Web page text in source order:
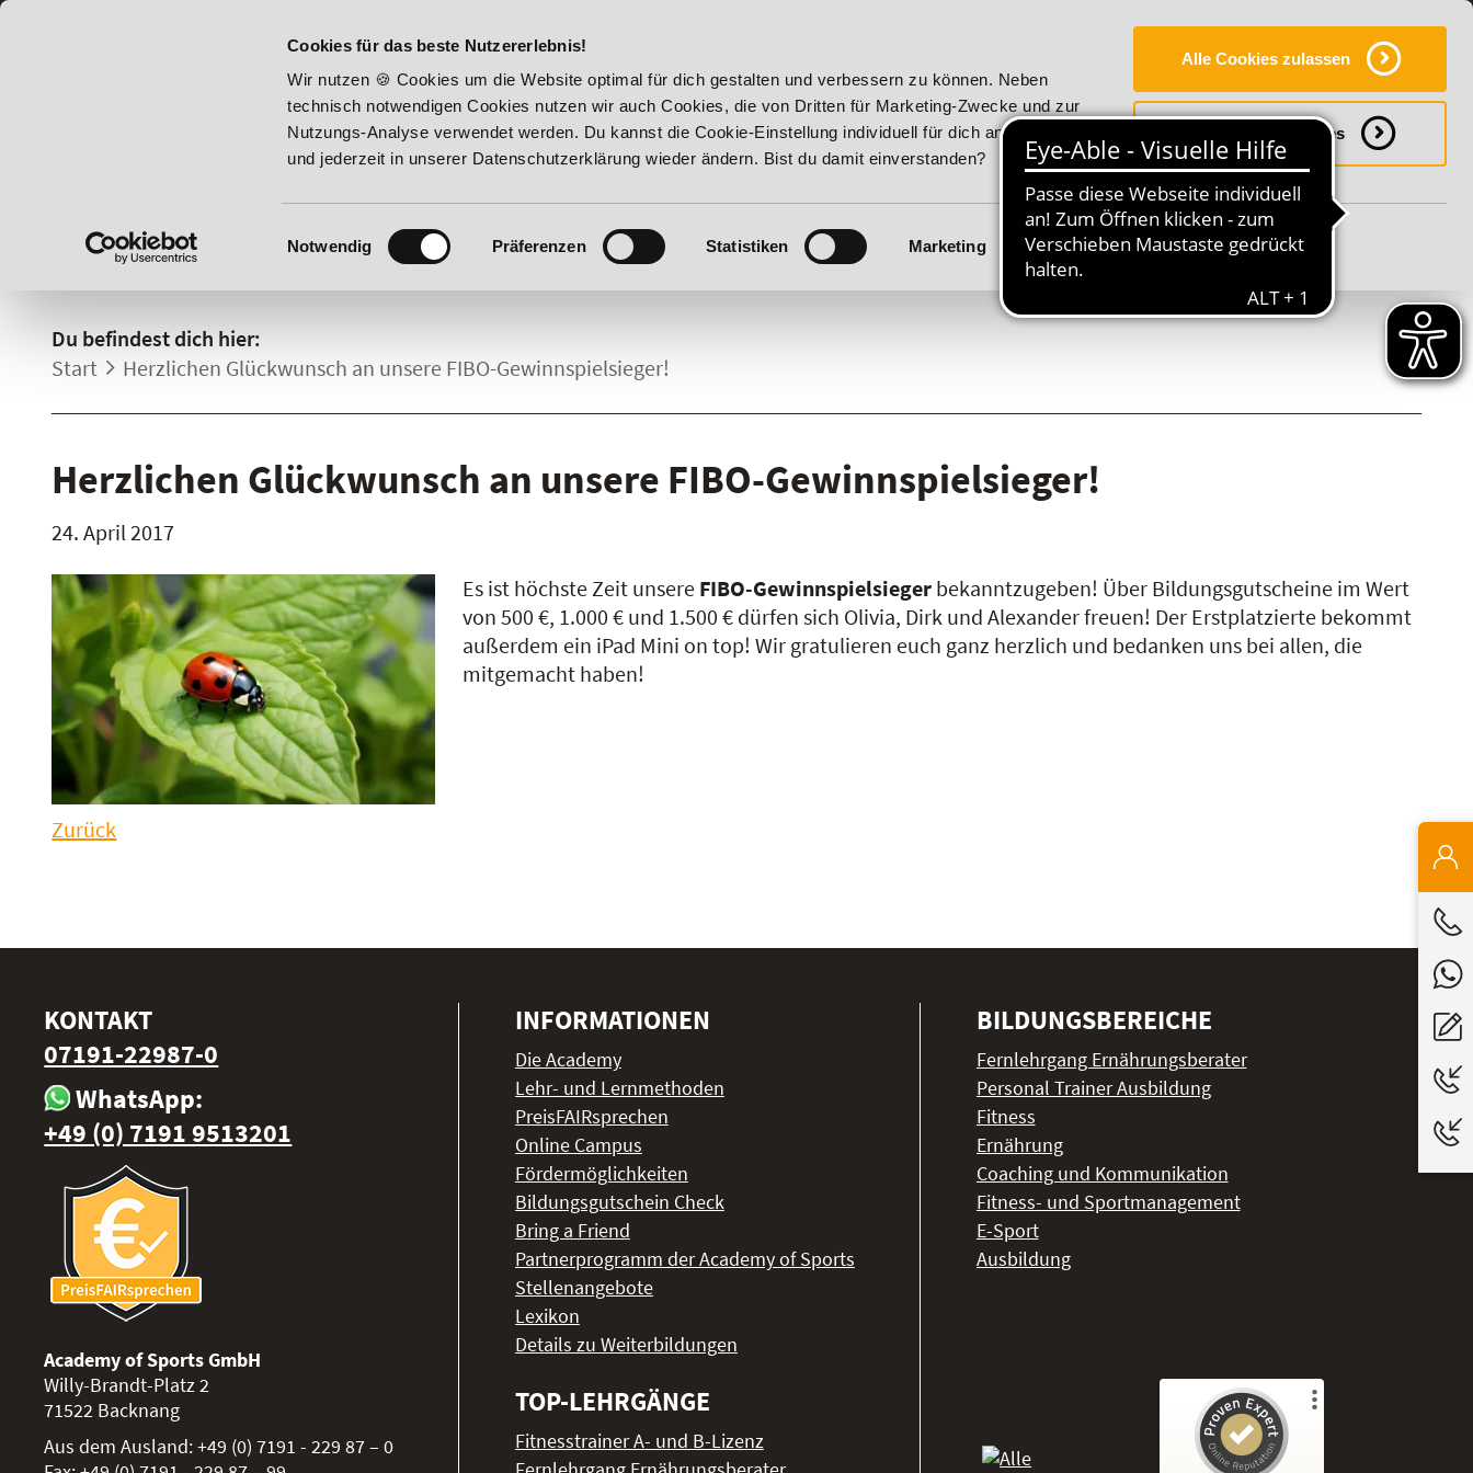
Cookies für das beste Nutzererlebnis!
Wir nutzen 🍪 Cookies um die Website optimal für dich gestalten und verbessern zu können. Neben
technisch notwendigen Cookies nutzen wir auch Cookies, die von Dritten für Marketing-Zwecke und zur
Nutzungs-Analyse verwendet werden. Du kannst die Cookie-Einstellung individuell für dich anpassen
und jederzeit in unserer Datenschutzerklärung wieder ändern. Bist du damit einverstanden?
Einwilligungsauswahl
Notwendig Präferenzen Statistiken Marketing Details anzeigen
Alle Cookies zulassen
Notwendige Cookies
KONTAKT FAQ ONLINE-CAMPUS
20% Rabatt bis 17. August 2026 - Summer Vitality! 20% Rabatt bis 17. August 2026 - Summer Vitality! 20% Rabatt bis 17. August 2026 - Summer
DETAILS.
Du befindest dich hier:
Start
Herzlichen Glückwunsch an unsere FIBO-Gewinnspielsieger!
Herzlichen Glückwunsch an unsere FIBO-Gewinnspielsieger!
24. April 2017
Es ist höchste Zeit unsere FIBO-Gewinnspielsieger bekanntzugeben! Über Bildungsgutscheine im Wert
von 500 €, 1.000 € und 1.500 € dürfen sich Olivia, Dirk und Alexander freuen! Der Erstplatzierte bekommt
außerdem ein iPad Mini on top! Wir gratulieren euch ganz herzlich und bedanken uns bei allen, die
mitgemacht haben!
Zurück
KONTAKT
07191-22987-0
WhatsApp:
+49 (0) 7191 9513201
Academy of Sports GmbH
Willy-Brandt-Platz 2
71522 Backnang
Aus dem Ausland:+49 (0) 7191 - 229 87 – 0
INFORMATIONEN
Die Academy
Lehr- und Lernmethoden
PreisFAIRsprechen
Online Campus
Fördermöglichkeiten
Bildungsgutschein Check
Bring a Friend
Partnerprogramm der Academy of Sports
Stellenangebote
Lexikon
Details zu Weiterbildungen
TOP-LEHRGÄNGE
Fitnesstrainer A- und B-Lizenz
BILDUNGSBEREICHE
Fernlehrgang Ernährungsberater
Personal Trainer Ausbildung
Fitness
Ernährung
Coaching und Kommunikation
Fitness- und Sportmanagement
E-Sport
Ausbildung
Kundenbewertungen und Erfahrungen zu
Academy of Sports